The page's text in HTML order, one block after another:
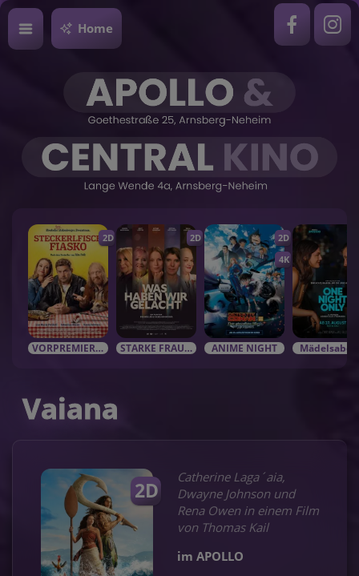
Home
2D
VORPREMIEREN / EVENTS
2D
STARKE FRAUEN in starken Rolle
2D
4K
ANIME NIGHT
Vaiana
2D
Catherine Laga´aia,
Dwayne Johnson und
Rena Owen in einem Film
von Thomas Kail
im APOLLO